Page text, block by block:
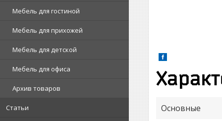
Мебель для гостиной
Мебель для прихожей
Мебель для детской
Мебель для офиса
Архив товаров
Статьи Основные